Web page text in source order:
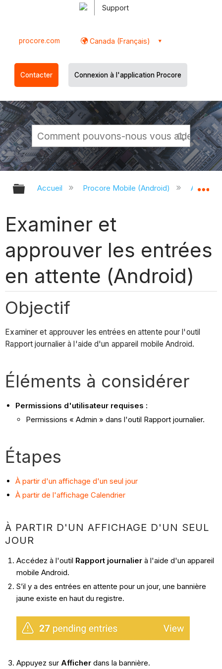
Support
procore.com Canada (Français)
Contacter Connexion à l'application Procore
Développer/réduire la hiérarchie
Accueil Procore Mobile (Android)
Examiner et
approuver les entrées
en attente (Android)
Objectif
Examiner et approuver les entrées en attente pour l'outil
Rapport journalier à l'aide d'un appareil mobile Android.
Éléments à considérer
Permissions d'utilisateur requises :
Permissions « Admin » dans l'outil Rapport journalier.
Étapes
À partir d'un affichage d'un seul jour
À partir de l'affichage Calendrier
À PARTIR D'UN AFFICHAGE D'UN SEUL
JOUR
Accédez à l'outil Rapport journalierà l'aide d'un appareil
mobile Android.
S’il y a des entrées en attente pour un jour, une bannière
jaune existe en haut du registre.
Appuyez sur Afficher dans la bannière.